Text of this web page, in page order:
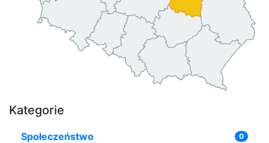
Kategorie
Społeczeństwo 0